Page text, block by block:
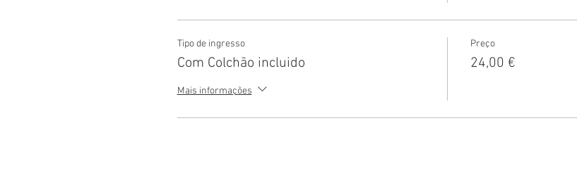
Tipo de ingresso
Com Colchão incluido
Mais informações
Preço
24,00 €